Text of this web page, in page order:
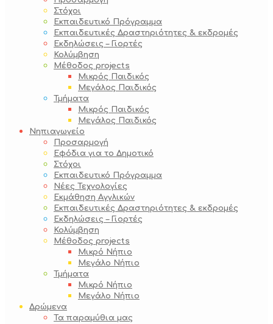
Στόχοι
Εκπαιδευτικό Πρόγραμμα
Εκπαιδευτικές Δραστηριότητες & εκδρομές
Εκδηλώσεις – Γιορτές
Κολύμβηση
Μέθοδος projects
Μικρός Παιδικός
Μεγάλος Παιδικός
Τμήματα
Μικρός Παιδικός
Μεγάλος Παιδικός
Νηπιαγωγείο
Προσαρμογή
Εφόδια για το Δημοτικό
Στόχοι
Εκπαιδευτικό Πρόγραμμα
Νέες Τεχνολογίες
Εκμάθηση Αγγλικών
Εκπαιδευτικές Δραστηριότητες & εκδρομές
Εκδηλώσεις – Γιορτές
Κολύμβηση
Μέθοδος projects
Μικρό Νήπιο
Μεγάλο Νήπιο
Τμήματα
Μικρό Νήπιο
Μεγάλο Νήπιο
Δρώμενα
Τα παραμύθια μας